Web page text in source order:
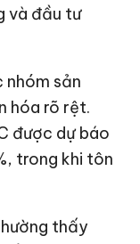
và đầu tư
nhóm sản
hóa rõ rệt.
được dự báo
trong khi tôn
thấy